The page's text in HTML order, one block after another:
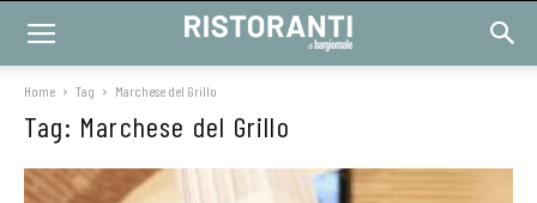
Home Tag Marchese del Grillo
Tag: Marchese del Grillo